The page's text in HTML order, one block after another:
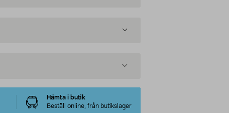
Hämta i butik
Beställ online, från butikslager